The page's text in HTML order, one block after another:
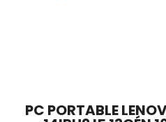
PC PORTABLE